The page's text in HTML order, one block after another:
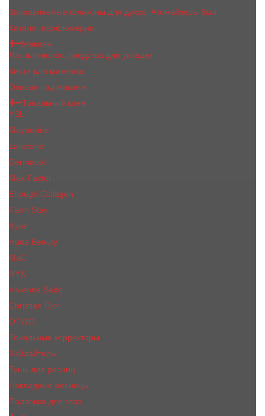
Заправляемые флаконы для духов, Атомайзеры 5мл
Каталог парфюмерии
Макияж
Лак для волос, средства для укладки
Кисти для макияжа
Основа под макияж
Тональный крем
YSL
Maybelline
Lancome
Dermacol
Max Factor
Enough Collagen
Farm Stay
Kylie
Huda Beauty
МаС
NYX
Vivienne Sabo
Сhristiаn Diоr
OTWO
Тональные корректоры
Хайлайтеры
Тушь для ресниц
Накладные ресницы
Подводка для глаз